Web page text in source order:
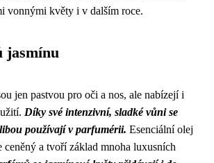
vonnými květy i v dalším roce.
jasmínu
jen pastvou pro oči a nos, ale nabízejí i
Díky své intenzivní, sladké vůni se
používají v parfumérii. Esenciální olej
ceněný a tvoří základ mnoha luxusních